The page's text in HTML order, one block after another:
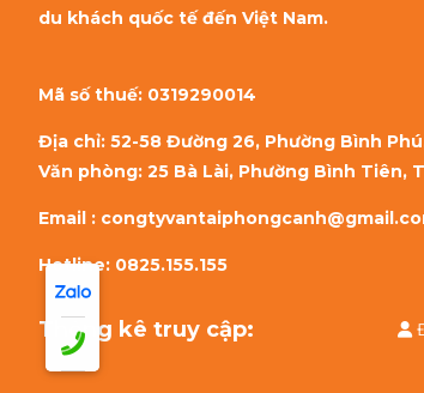
du khách quốc tế đến Việt Nam.
Mã số thuế: 0319290014
Địa chỉ: 52-58 Đường 26, Phường Bình
Văn phòng: 25 Bà Lài, Phường Bình Tiên,
Email :
Hotline: 0825.155.155
Thống kê truy cập: